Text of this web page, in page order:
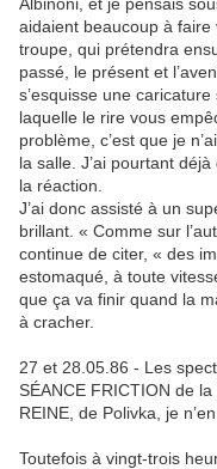
aidaient beaucoup à
troupe, qui prétendra
passé, le présent et
s’esquisse une
laquelle le rire vous
problème, c’est que je
la salle. J’ai pourtant
la réaction.
J’ai donc assisté à un
brillant. « Comme sur
continue de citer, « des
estomaqué, à toute
que ça va finir quand la
à cracher.
27 et 28.05.86 - Les
SÉANCE FRICTION de
REINE, de Polivka, je
Toutefois à vingt-trois